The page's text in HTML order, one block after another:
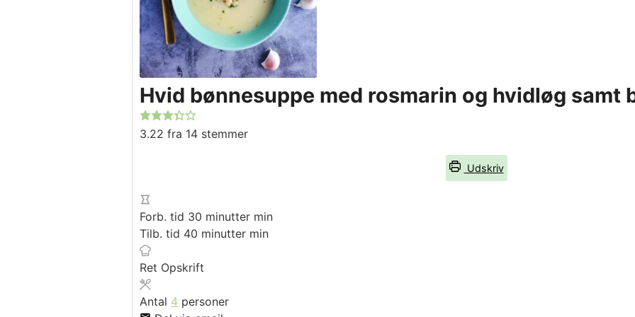
Hvid bønnesuppe med rosmarin og hvidløg samt
3.22 fra 14 stemmer
Udskriv
Forb. tid 30 minutter min
Tilb. tid 40 minutter min
Ret Opskrift
Antal 4 personer